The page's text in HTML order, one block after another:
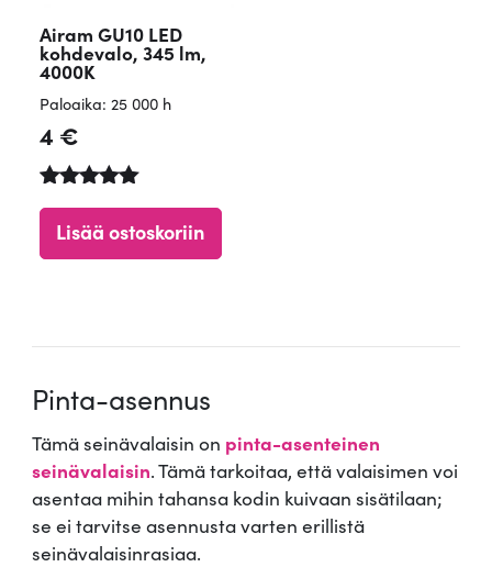
Airam GU10 LED
kohdevalo, 345 lm,
4000K
Paloaika: 25 000 h
4 €
tuotteesta:
5.00
/ 5
Lisää ostoskoriin
Pinta-asennus
Tämä seinävalaisin on pinta-asenteinen
seinävalaisin. Tämä tarkoitaa, että valaisimen voi
asentaa mihin tahansa kodin kuivaan sisätilaan;
se ei tarvitse asennusta varten erillistä
seinävalaisinrasiaa.